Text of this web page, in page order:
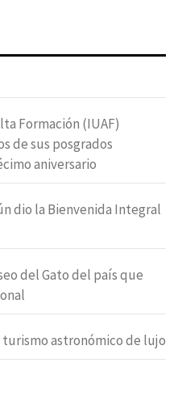
Formación (IUAF)
de sus posgrados
aniversario
dio la Bienvenida Integral
del Gato del país que
astronómico de lujo